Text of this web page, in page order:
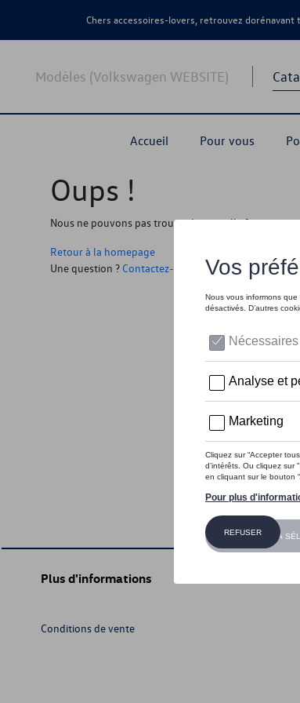
Chers accessoires-lovers, retrouvez
Modèles (Volkswagen WEBSITE)
Accueil Pour vous
Oups !
Nous ne pouvons pas trouver la page, l'information
Retour à la homepage
Une question ? Contactez-nous
Plus d'informations
Conditions de vente